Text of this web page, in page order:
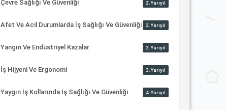
Çevre Sağlığı Ve Güvenliği 2.Yarıyıl
Afet Ve Acil Durumlarda İş Sağlığı Ve Güvenliği 2.Yarıyıl
Yangın Ve Endüstriyel Kazalar 2.Yarıyıl
İş Hijyeni Ve Ergonomi 3.Yarıyıl
Yaygın İş Kollarında İş Sağlığı Ve Güvenliği 4.Yarıyıl